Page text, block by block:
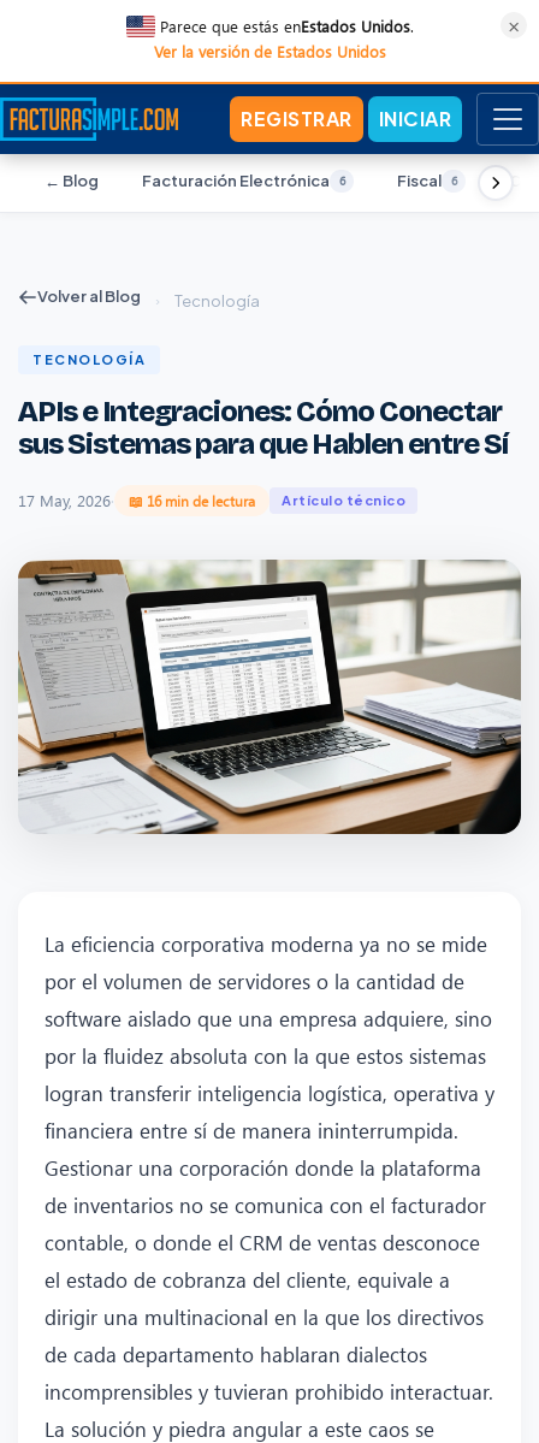
Parece que estás enEstados Unidos.
Ver la versión de Estados Unidos
×
REGISTRAR INICIAR
← Blog Facturación Electrónica 6 Fiscal 6
Volver al Blog › Tecnología
TECNOLOGÍA
APIs e Integraciones: Cómo Conectar
sus Sistemas para que Hablen entre Sí
17 May, 2026· 📖 16 min de lectura Artículo técnico
La eficiencia corporativa moderna ya no se mide
por el volumen de servidores o la cantidad de
software aislado que una empresa adquiere, sino
por la fluidez absoluta con la que estos sistemas
logran transferir inteligencia logística, operativa y
financiera entre sí de manera ininterrumpida.
Gestionar una corporación donde la plataforma
de inventarios no se comunica con el facturador
contable, o donde el CRM de ventas desconoce
el estado de cobranza del cliente, equivale a
dirigir una multinacional en la que los directivos
de cada departamento hablaran dialectos
incomprensibles y tuvieran prohibido interactuar.
La solución y piedra angular a este caos se